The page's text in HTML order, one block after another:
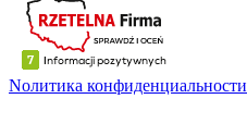
Nолитика конфиденциальности